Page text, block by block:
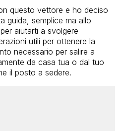
questo vettore e ho deciso
guida, semplice ma allo
aiutarti a svolgere
utili per ottenere la
necessario per salire a
da casa tua o dal tuo
il posto a sedere.